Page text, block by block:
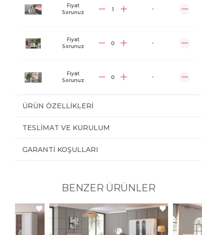
Fiyat
Sorunuz
-
Fiyat
Sorunuz
-
Fiyat
Sorunuz
-
ÜRÜN ÖZELLIKLERI
TESLIMAT VE KURULUM
GARANTI KOŞULLARI
BENZER ÜRÜNLER